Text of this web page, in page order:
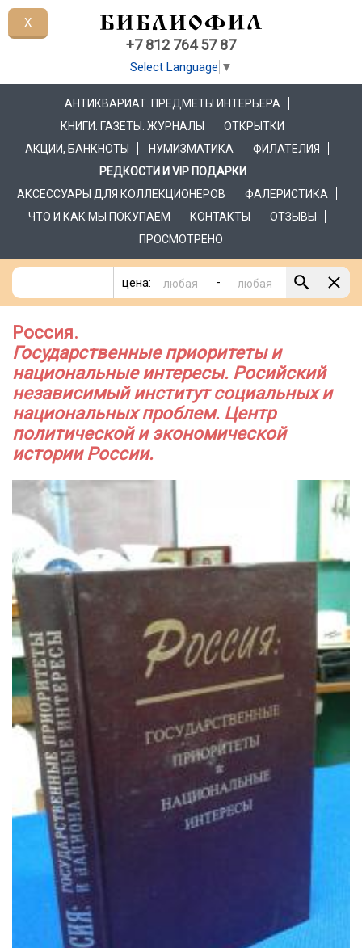
+7 812 764 57 87
Select Language ▼
АНТИКВАРИАТ. ПРЕДМЕТЫ ИНТЕРЬЕРА
КНИГИ. ГАЗЕТЫ. ЖУРНАЛЫ
ОТКРЫТКИ
АКЦИИ, БАНКНОТЫ
НУМИЗМАТИКА
ФИЛАТЕЛИЯ
РЕДКОСТИ И VIP ПОДАРКИ
АКСЕССУАРЫ ДЛЯ КОЛЛЕКЦИОНЕРОВ
ФАЛЕРИСТИКА
ЧТО И КАК МЫ ПОКУПАЕМ
КОНТАКТЫ
ОТЗЫВЫ
ПРОСМОТРЕНО
цена: -
Россия.
Государственные приоритеты и
национальные интересы. Росийский
независимый институт социальных и
национальных проблем. Центр
политической и экономической
истории России.
X